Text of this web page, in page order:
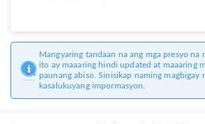
Mangyaring tandaan na ang mga presyo na
ito ay maaaring hindi updated at maaaring
paunang abiso. Sinisikap naming magbigay
kasalukuyang impormasyon.